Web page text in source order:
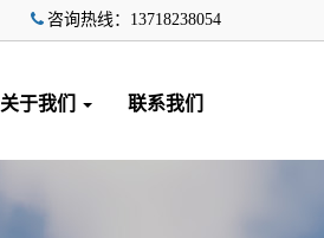
咨询热线：13718238054
关于我们 联系我们